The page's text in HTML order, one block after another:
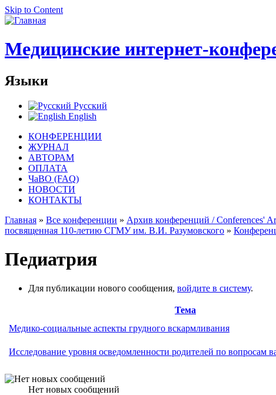
Skip to Content
Медицинские интернет-
Языки
Русский
English
КОНФЕРЕНЦИИ
ЖУРНАЛ
АВТОРАМ
ОПЛАТА
ЧаВО (FAQ)
НОВОСТИ
КОНТАКТЫ
Главная » Все конференции » Архив конференций / Conferences'
посвященная 110-летию СГМУ им. В.И. Разумовского »
Педиатрия
Для публикации нового сообщения, войдите в систему.
Тема
Медико-социальные аспекты грудного вскармливания
Исследование уровня осведомленности родителей по вопросам
Нет новых сообщений